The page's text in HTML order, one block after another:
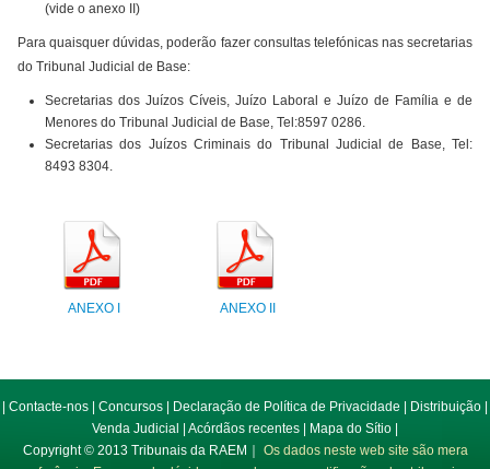
(vide o anexo II)
Para quaisquer dúvidas, poderão fazer consultas telefónicas nas secretarias
do Tribunal Judicial de Base:
Secretarias dos Juízos Cíveis, Juízo Laboral e Juízo de Família e de
Menores do Tribunal Judicial de Base, Tel:8597 0286.
Secretarias dos Juízos Criminais do Tribunal Judicial de Base, Tel:
8493 8304.
ANEXO I ANEXO II
Contacte-nos Concursos Declaração de Política de Privacidade Distribuição
Venda Judicial
Acórdãos recentes Mapa do Sítio
Copyright © 2013 Tribunais da RAEM｜ Os dados neste web site são mera